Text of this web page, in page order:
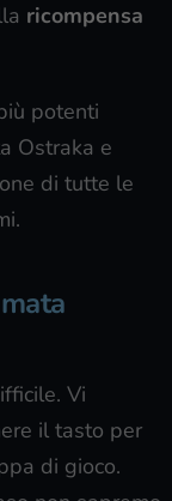
ricompensa
potenti
Ostraka e
di tutte le
Vi
il tasto per
di gioco.